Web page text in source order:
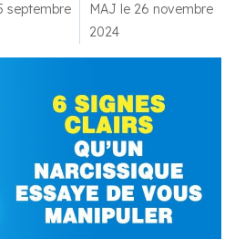
septembre
MAJ le 26 novembre
2024